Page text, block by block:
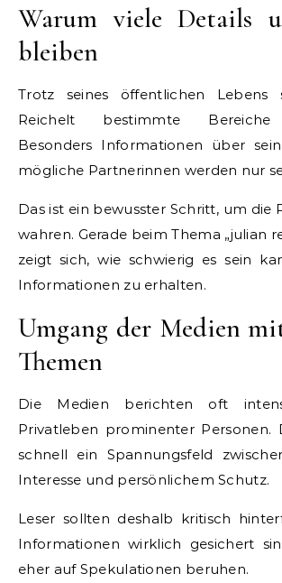
Warum viele Details
bleiben
Trotz seines öffentlichen Lebens
Reichelt bestimmte Bereiche
Besonders Informationen über
mögliche Partnerinnen werden nur
Das ist ein bewusster Schritt, um die
wahren. Gerade beim Thema „julian
zeigt sich, wie schwierig es sein
Informationen zu erhalten.
Umgang der Medien
Themen
Die Medien berichten oft
Privatleben prominenter Personen.
schnell ein Spannungsfeld
Interesse und persönlichem Schutz.
Leser sollten deshalb kritisch
Informationen wirklich gesichert
eher auf Spekulationen beruhen.